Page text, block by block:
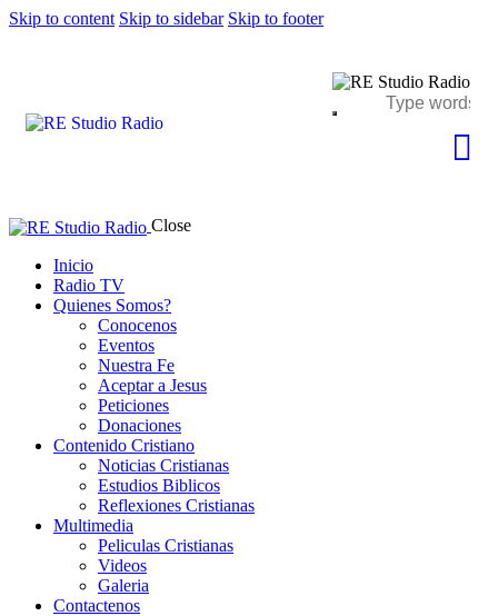
Skip to content Skip to sidebar Skip to footer
Close
Inicio
Radio TV
Quienes Somos?
Conocenos
Eventos
Nuestra Fe
Aceptar a Jesus
Peticiones
Donaciones
Contenido Cristiano
Noticias Cristianas
Estudios Biblicos
Reflexiones Cristianas
Multimedia
Peliculas Cristianas
Videos
Galeria
Contactenos